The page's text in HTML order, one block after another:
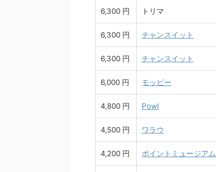
6,300 円 トリマ
6,300 円 チャンスイット
6,300 円 チャンスイット
6,000 円 モッピー
4,800 円 Powl
4,500 円 ワラウ
4,200 円 ポイントミュージアム